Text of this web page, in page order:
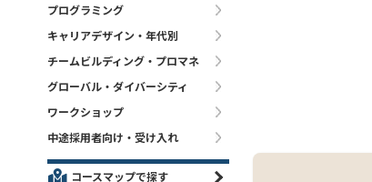
プログラミング
キャリアデザイン・年代別
チームビルディング・プロマネ
グローバル・ダイバーシティ
ワークショップ
中途採用者向け・受け入れ
コースマップで探す